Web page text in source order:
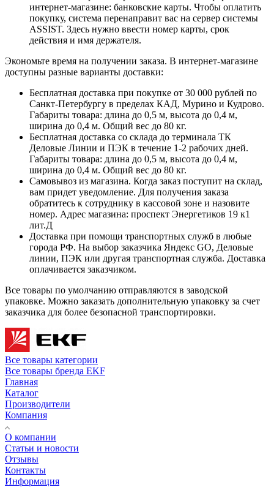
интернет-магазине: банковские карты. Чтобы оплатить
покупку, система перенаправит вас на сервер системы
ASSIST. Здесь нужно ввести номер карты, срок
действия и имя держателя.
Экономьте время на получении заказа. В интернет-магазине
доступны разные варианты доставки:
Бесплатная доставка при покупке от 30 000 рублей по
Санкт-Петербургу в пределах КАД, Мурино и Кудрово.
Габариты товара: длина до 0,5 м, высота до 0,4 м,
ширина до 0,4 м. Общий вес до 80 кг.
Бесплатная доставка со склада до терминала ТК
Деловые Линии и ПЭК в течение 1-2 рабочих дней.
Габариты товара: длина до 0,5 м, высота до 0,4 м,
ширина до 0,4 м. Общий вес до 80 кг.
Самовывоз из магазина. Когда заказ поступит на склад,
вам придет уведомление. Для получения заказа
обратитесь к сотруднику в кассовой зоне и назовите
номер. Адрес магазина: проспект Энергетиков 19 к1
лит.Д
Доставка при помощи транспортных служб в любые
города РФ. На выбор заказчика Яндекс GO, Деловые
линии, ПЭК или другая транспортная служба. Доставка
оплачивается заказчиком.
Все товары по умолчанию отправляются в заводской
упаковке. Можно заказать дополнительную упаковку за счет
заказчика для более безопасной транспортировки.
Все товары категории
Все товары бренда EKF
Главная
Каталог
Производители
Компания
О компании
Статьи и новости
Отзывы
Контакты
Информация